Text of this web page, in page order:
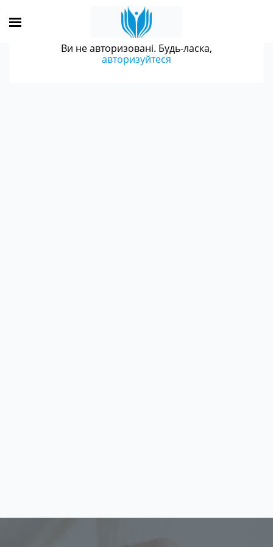
Ви не авторизовані. Будь-ласка,
авторизуйтеся